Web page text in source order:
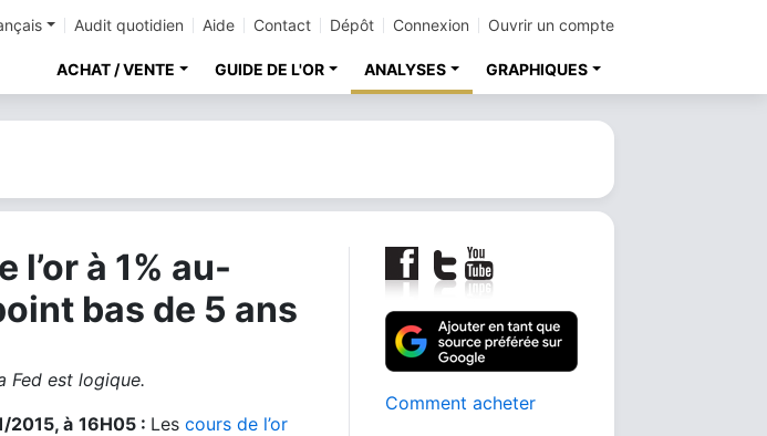
Audit quotidien Aide Contact Dépôt Connexion Ouvrir un compte
ACHAT / VENTE GUIDE DE L'OR ANALYSES GRAPHIQUES
l’or à 1% au-
bas de 5 ans
Fed est logique.
2015, à 16H05 : Les cours de l’or
Comment acheter